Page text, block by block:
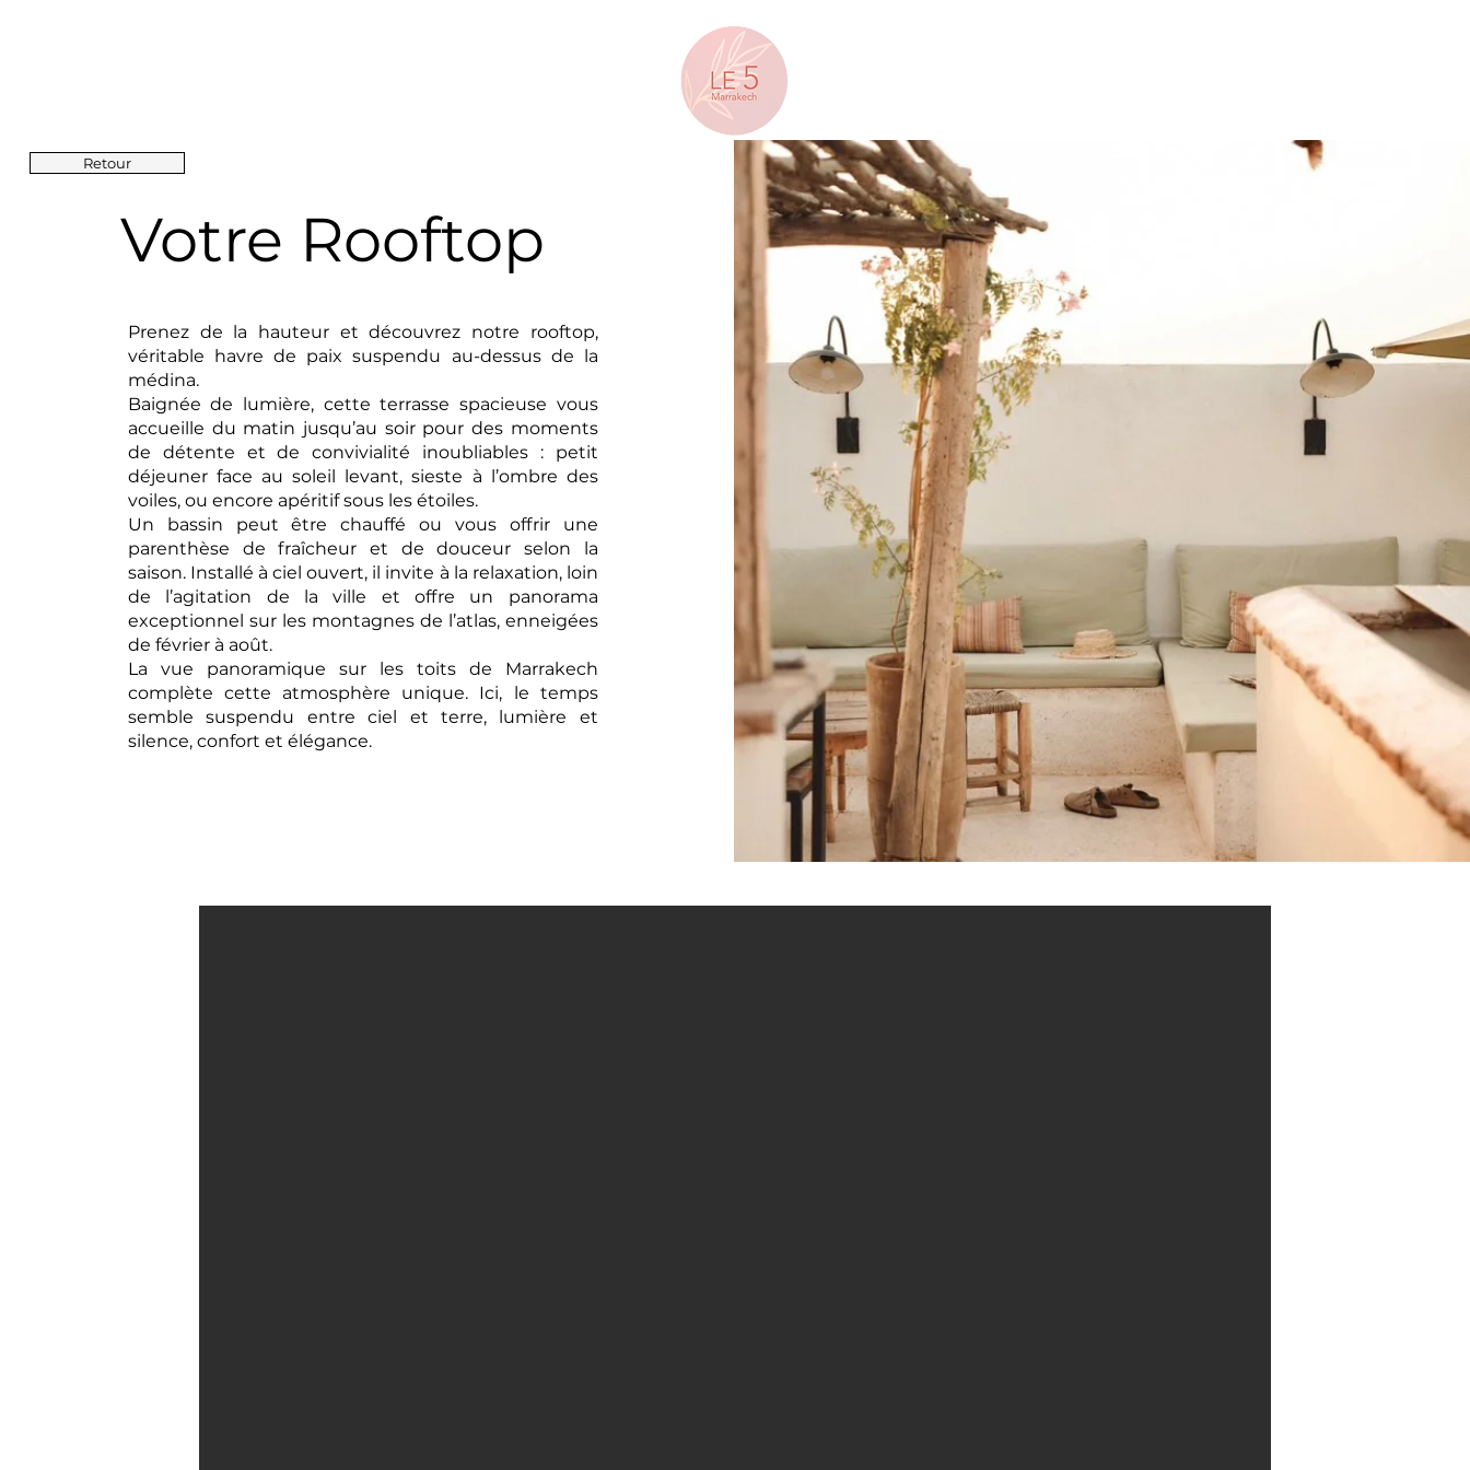
Retour
Votre Rooftop
Prenez de la hauteur et découvrez notre rooftop,
véritable havre de paix suspendu au-dessus de la
médina.
Baignée de lumière, cette terrasse spacieuse vous
accueille du matin jusqu’au soir pour des moments
de détente et de convivialité inoubliables : petit
déjeuner face au soleil levant, sieste à l’ombre des
voiles, ou encore apéritif sous les étoiles.
Un bassin peut être chauffé ou vous offrir une
parenthèse de fraîcheur et de douceur selon la
saison. Installé à ciel ouvert, il invite à la relaxation, loin
de l’agitation de la ville et offre un panorama
exceptionnel sur les montagnes de l’atlas, enneigées
de février à août.
La vue panoramique sur les toits de Marrakech
complète cette atmosphère unique. Ici, le temps
semble suspendu entre ciel et terre, lumière et
silence, confort et élégance.